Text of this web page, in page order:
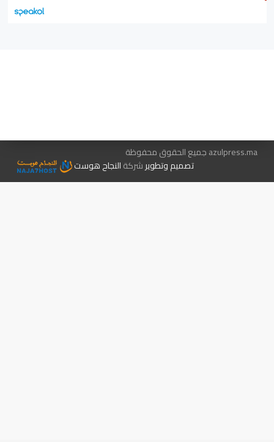
azulpress.ma جميع الحقوق محفوظة
تصميم وتطويرشركةالنجاح هوست